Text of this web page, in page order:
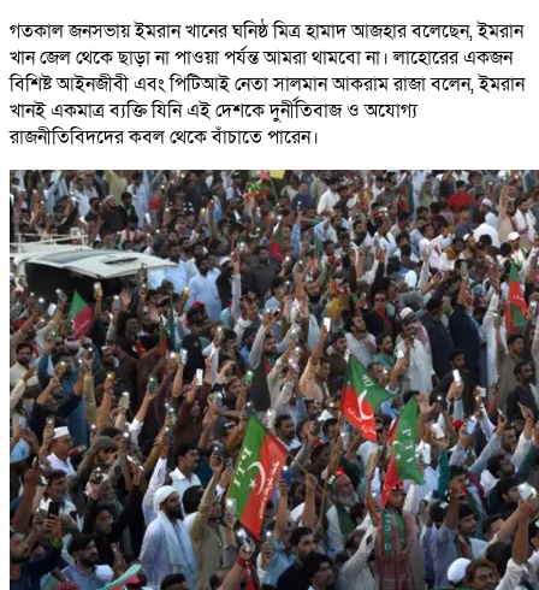
গতকাল জনসভায় ইমরান খানের ঘনিষ্ঠ মিত্র হামাদ আজহার বলেছেন, ইমরান
খান জেল থেকে ছাড়া না পাওয়া পর্যন্ত আমরা থামবো না। লাহোরের একজন
বিশিষ্ট আইনজীবী এবং পিটিআই নেতা সালমান আকরাম রাজা বলেন, ইমরান
খানই একমাত্র ব্যক্তি যিনি এই দেশকে দুর্নীতিবাজ ও অযোগ্য
রাজনীতিবিদদের কবল থেকে বাঁচাতে পারেন।